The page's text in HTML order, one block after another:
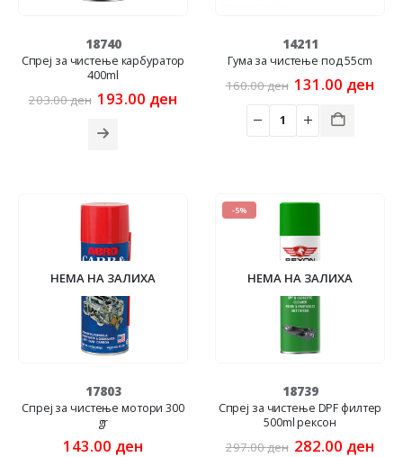
18740
Спреј за чистење карбуратор
400ml
203.00ден Original
was:
203.00 ден.
193.00 ден
193.00 ден.
14211
Гума за чистење под 55cm
160.00ден Original
was:
160.00 ден.
131.00 ден
НЕМА НА ЗАЛИХА
17803
Спреј за чистење мотори 300
gr
143.00 ден
-5%
НЕМА НА ЗАЛИХА
18739
Спреј за чистење DPF филтер
500ml рексон
297.00ден Original
282.00 ден